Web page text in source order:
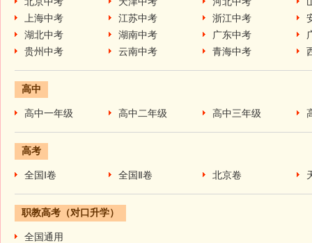
上海中考
江苏中考 浙江中考
湖北中考
湖南中考 广东中考
贵州中考
云南中考 青海中考
高中
高中一年级 高中二年级 高中三年级
高考
全国Ⅰ卷 全国Ⅱ卷 北京卷
职教高考（对口升学）
全国通用